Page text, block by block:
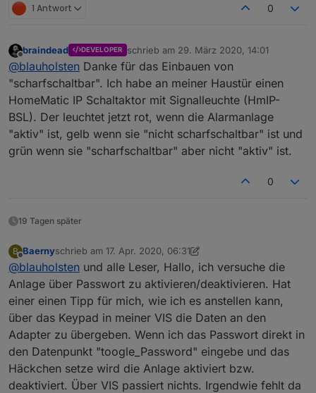
1 Antwort 0
Offline
braindead DEVELOPER schrieb am 29. März 2020, 14:01
zuletzt editiert von
@blauholsten Danke für das Einbauen von
"scharfschaltbar". Ich habe an meiner Haustür einen
HomeMatic IP Schaltaktor mit Signalleuchte (HmIP-
BSL). Der leuchtet jetzt rot, wenn die Alarmanlage
"aktiv" ist, gelb wenn sie "nicht scharfschaltbar" ist und
grün wenn sie "scharfschaltbar" aber nicht "aktiv" ist.
0
19 Tagen später
B
Offline
Baernyschrieb am 17. Apr. 2020, 06:31
zuletzt editiert von Baerny
@blauholsten und alle Leser, Hallo, ich versuche die
Anlage über Passwort zu aktivieren/deaktivieren. Hat
einer einen Tipp für mich, wie ich es anstellen kann,
über das Keypad in meiner VIS die Daten an den
Adapter zu übergeben. Wenn ich das Passwort direkt in
den Datenpunkt "toogle_Password" eingebe und das
Häckchen setze wird die Anlage aktiviert bzw.
deaktiviert. Über VIS passiert nichts. Irgendwie fehlt da